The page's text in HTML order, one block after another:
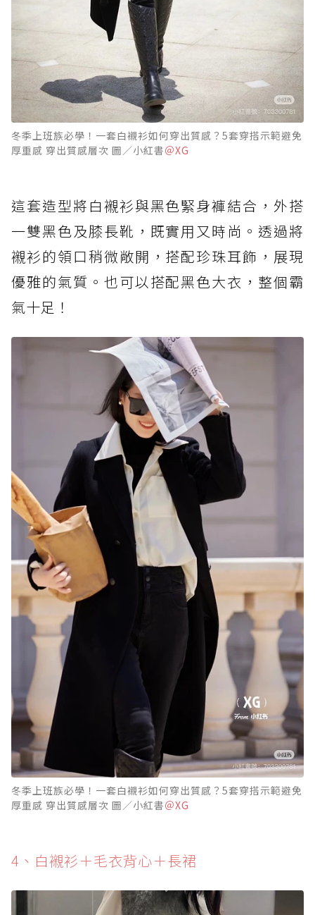
冬季上班族必學！一套白襯衫如何穿出質感？5套穿搭示範避免
厚重感 穿出質感層次 圖／小紅書＠XG
這套造型將白襯衫與黑色緊身褲結合，外搭
一雙黑色及膝長靴，既實用又時尚。透過將
襯衫的領口稍微敞開，搭配珍珠耳飾，展現
優雅的氣質。也可以搭配黑色大衣，整個霸
氣十足！
冬季上班族必學！一套白襯衫如何穿出質感？5套穿搭示範避免
厚重感 穿出質感層次 圖／小紅書＠XG
4️、白襯衫＋毛衣背心＋長裙